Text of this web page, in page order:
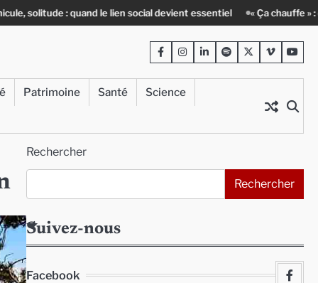
le lien social devient essentiel « Ça chauffe » : des acteurs du
Facebook
Instagram
LinkedInSpotifyTwitterViméo
Patrimoine Santé Science
Rechercher
Rechercher
Suivez-nous
Facebook